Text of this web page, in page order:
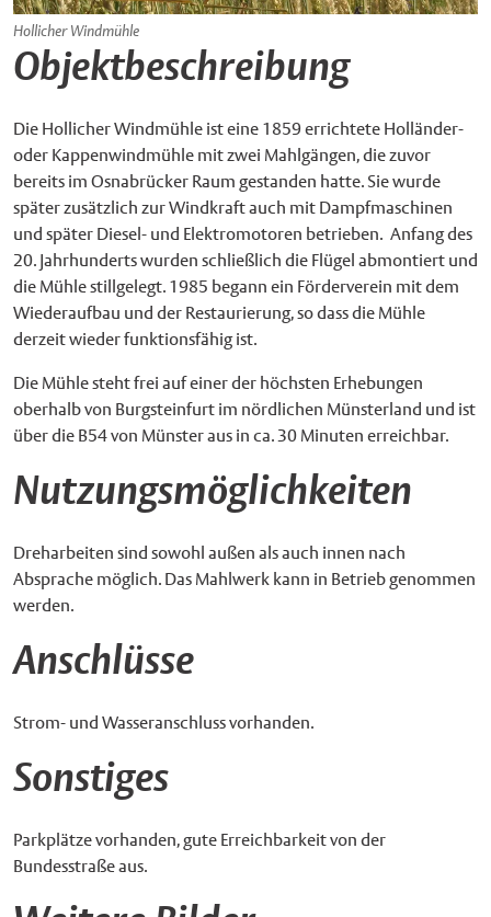
Hollicher Windmühle
Objektbeschreibung
Die Hollicher Windmühle ist eine 1859 errichtete Holländer-
oder Kappenwindmühle mit zwei Mahlgängen, die zuvor
bereits im Osnabrücker Raum gestanden hatte. Sie wurde
später zusätzlich zur Windkraft auch mit Dampfmaschinen
und später Diesel- und Elektromotoren betrieben. Anfang des
20. Jahrhunderts wurden schließlich die Flügel abmontiert und
die Mühle stillgelegt. 1985 begann ein Förderverein mit dem
Wiederaufbau und der Restaurierung, so dass die Mühle
derzeit wieder funktionsfähig ist.
Die Mühle steht frei auf einer der höchsten Erhebungen
oberhalb von Burgsteinfurt im nördlichen Münsterland und ist
über die B54 von Münster aus in ca. 30 Minuten erreichbar.
Nutzungsmöglichkeiten
Dreharbeiten sind sowohl außen als auch innen nach
Absprache möglich. Das Mahlwerk kann in Betrieb genommen
werden.
Anschlüsse
Strom- und Wasseranschluss vorhanden.
Sonstiges
Parkplätze vorhanden, gute Erreichbarkeit von der
Bundesstraße aus.